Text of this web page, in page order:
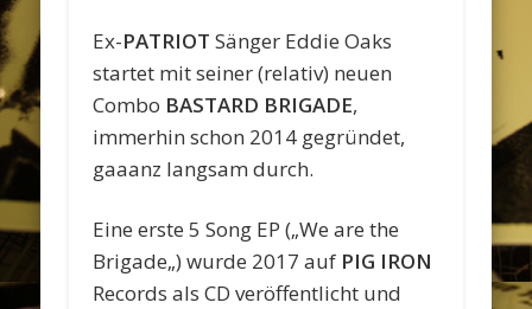
Ex-PATRIOT Sänger Eddie Oaks
startet mit seiner (relativ) neuen
Combo BASTARD BRIGADE,
immerhin schon 2014 gegründet,
gaaanz langsam durch.
Eine erste 5 Song EP („We are the
Brigade„) wurde 2017 auf PIG IRON
Records als CD veröffentlicht und